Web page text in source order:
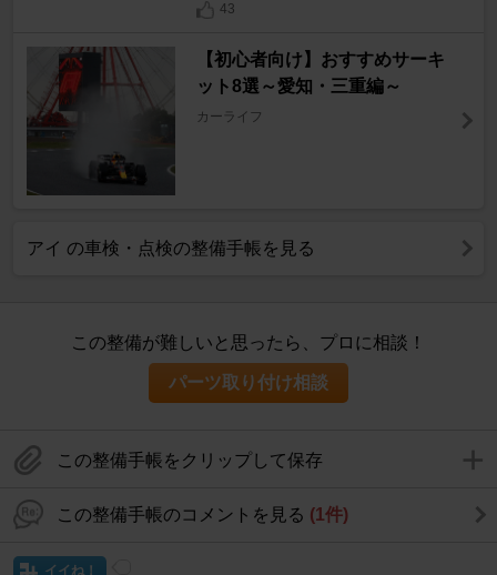
43
【初心者向け】おすすめサーキ
ット8選～愛知・三重編～
カーライフ
アイ の車検・点検の整備手帳を見る
この整備が難しいと思ったら、プロに相談！
パーツ取り付け相談
この整備手帳をクリップして保存
この整備手帳のコメントを見る (1件)
イイね！